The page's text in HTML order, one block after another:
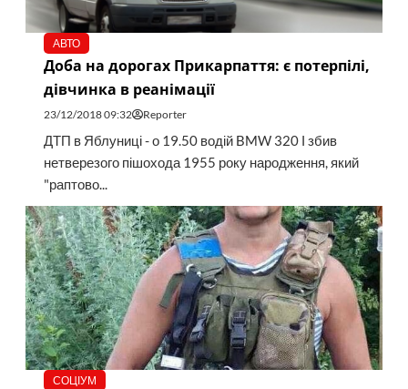
АВТО
Доба на дорогах Прикарпаття: є потерпілі,
дівчинка в реанімації
23/12/2018 09:32 Reporter
ДТП в Яблуниці - о 19.50 водій BMW 320 І збив
нетверезого пішохода 1955 року народження, який
"раптово...
СОЦІУМ